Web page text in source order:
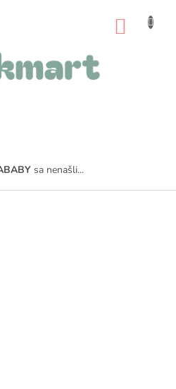
sa nenašli...